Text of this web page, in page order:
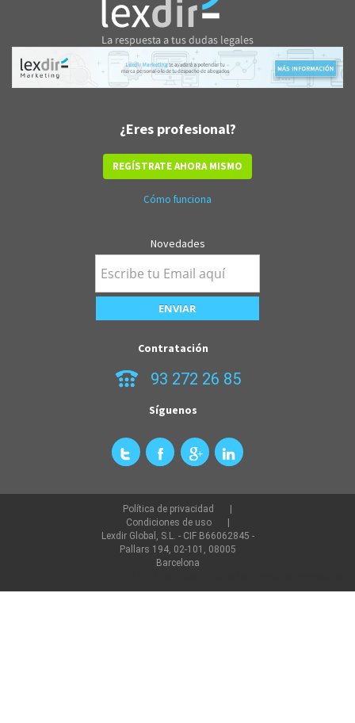
¿Eres profesional?
REGÍSTRATE AHORA MISMO
Cómo funciona
Novedades
Contratación
93 272 26 85
Síguenos
Política de privacidad
Condiciones de uso
Lexdir Global, S.L. - CIF B66062845 -
Pallars 194, 02-101, 08005
Barcelona